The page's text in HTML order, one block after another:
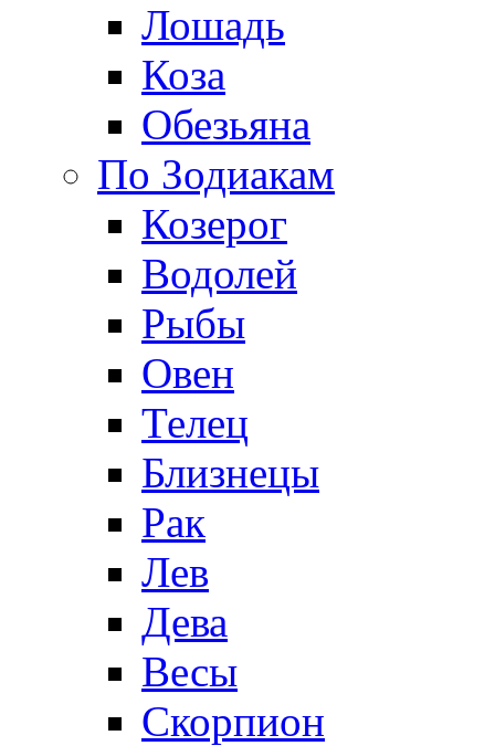
Лошадь
Коза
Обезьяна
По Зодиакам
Козерог
Водолей
Рыбы
Овен
Телец
Близнецы
Рак
Лев
Дева
Весы
Скорпион